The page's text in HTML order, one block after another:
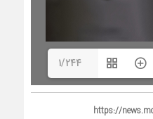
1/244
https://